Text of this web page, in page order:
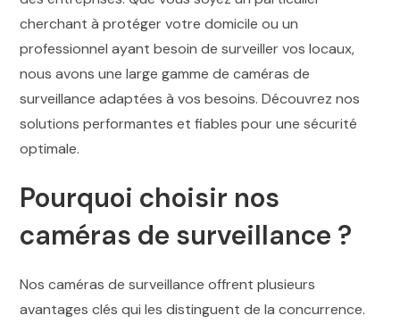
cherchant à protéger votre domicile ou un
professionnel ayant besoin de surveiller vos locaux,
nous avons une large gamme de caméras de
surveillance adaptées à vos besoins. Découvrez nos
solutions performantes et fiables pour une sécurité
optimale.
Pourquoi choisir nos
caméras de surveillance ?
Nos caméras de surveillance offrent plusieurs
avantages clés qui les distinguent de la concurrence.